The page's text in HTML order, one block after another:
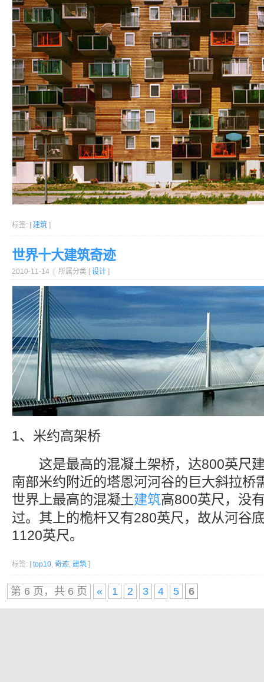
标签: [ 建筑 ]
世界十大建筑奇迹
2010-11-14 | 所属分类 [ 设计 ]
1、米约高架桥
这是最高的混凝土架桥，达800英尺建
南部米约附近的塔恩河河谷的巨大斜拉桥
世界上最高的混凝土建筑高800英尺，没
过。其上的桅杆又有280英尺，故从河谷
1120英尺。
标签: [ top10, 奇迹, 建筑 ]
第 6 页，共 6 页 « 1 2 3 4 5 6